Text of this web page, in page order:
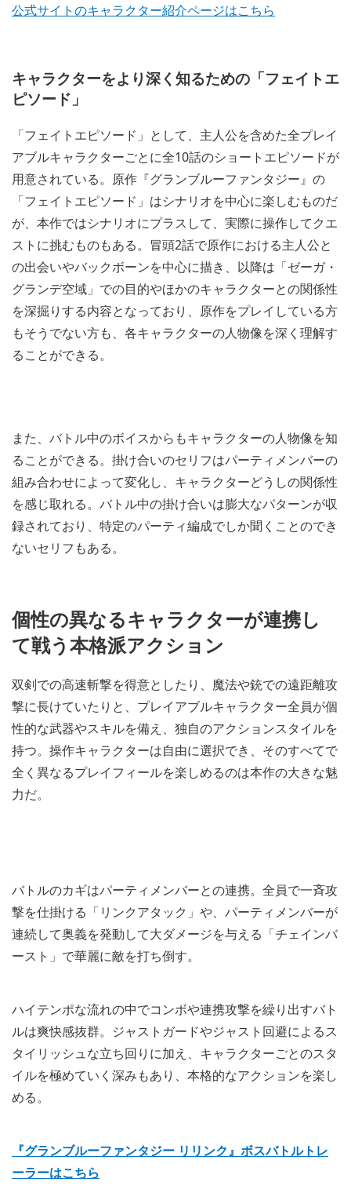
公式サイトのキャラクター紹介ページはこちら
キャラクターをより深く知るための「フェイトエ
ピソード」
「フェイトエピソード」として、主人公を含めた全プレイ
アブルキャラクターごとに全10話のショートエピソードが
用意されている。原作『グランブルーファンタジー』の
「フェイトエピソード」はシナリオを中心に楽しむものだ
が、本作ではシナリオにプラスして、実際に操作してクエ
ストに挑むものもある。冒頭2話で原作における主人公と
の出会いやバックボーンを中心に描き、以降は「ゼーガ・
グランデ空域」での目的やほかのキャラクターとの関係性
を深掘りする内容となっており、原作をプレイしている方
もそうでない方も、各キャラクターの人物像を深く理解す
ることができる。
また、バトル中のボイスからもキャラクターの人物像を知
ることができる。掛け合いのセリフはパーティメンバーの
組み合わせによって変化し、キャラクターどうしの関係性
を感じ取れる。バトル中の掛け合いは膨大なパターンが収
録されており、特定のパーティ編成でしか聞くことのでき
ないセリフもある。
個性の異なるキャラクターが連携し
て戦う本格派アクション
双剣での高速斬撃を得意としたり、魔法や銃での遠距離攻
撃に長けていたりと、プレイアブルキャラクター全員が個
性的な武器やスキルを備え、独自のアクションスタイルを
持つ。操作キャラクターは自由に選択でき、そのすべてで
全く異なるプレイフィールを楽しめるのは本作の大きな魅
力だ。
バトルのカギはパーティメンバーとの連携。全員で一斉攻
撃を仕掛ける「リンクアタック」や、パーティメンバーが
連続して奥義を発動して大ダメージを与える「チェインバ
ースト」で華麗に敵を打ち倒す。
ハイテンポな流れの中でコンボや連携攻撃を繰り出すバト
ルは爽快感抜群。ジャストガードやジャスト回避によるス
タイリッシュな立ち回りに加え、キャラクターごとのスタ
イルを極めていく深みもあり、本格的なアクションを楽し
める。
『グランブルーファンタジー リリンク』ボスバトルトレ
ーラーはこちら